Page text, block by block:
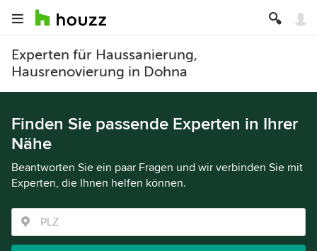
Experten für Haussanierung,
Hausrenovierung in Dohna
Finden Sie passende Experten in Ihrer
Nähe
Beantworten Sie ein paar Fragen und wir verbinden Sie mit
Experten, die Ihnen helfen können.